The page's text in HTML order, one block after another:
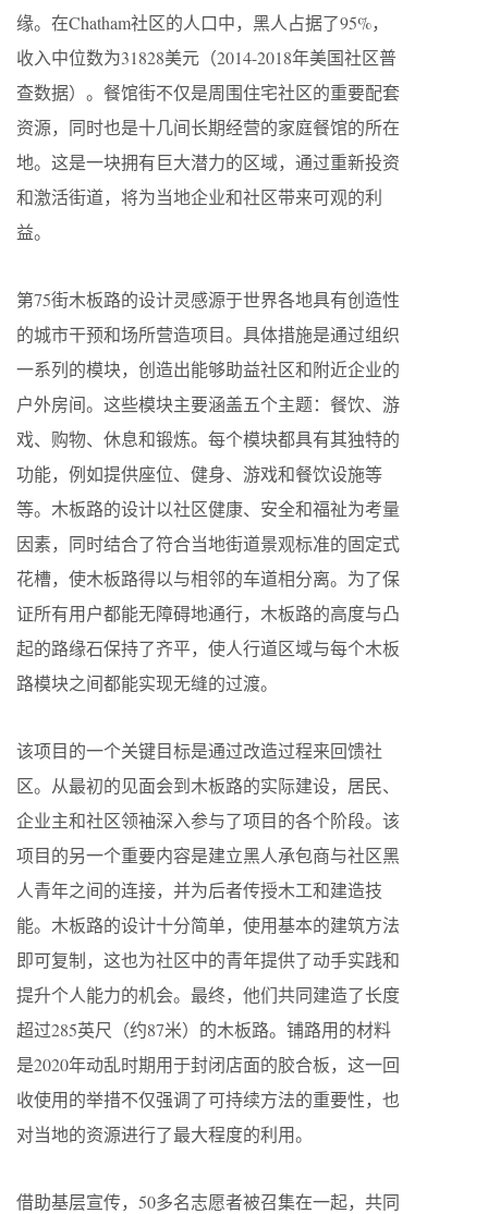
缘。在Chatham社区的人口中，黑人占据了95%，
收入中位数为31828美元（2014-2018年美国社区普
查数据）。餐馆街不仅是周围住宅社区的重要配套
资源，同时也是十几间长期经营的家庭餐馆的所在
地。这是一块拥有巨大潜力的区域，通过重新投资
和激活街道，将为当地企业和社区带来可观的利
益。
第75街木板路的设计灵感源于世界各地具有创造性
的城市干预和场所营造项目。具体措施是通过组织
一系列的模块，创造出能够助益社区和附近企业的
户外房间。这些模块主要涵盖五个主题：餐饮、游
戏、购物、休息和锻炼。每个模块都具有其独特的
功能，例如提供座位、健身、游戏和餐饮设施等
等。木板路的设计以社区健康、安全和福祉为考量
因素，同时结合了符合当地街道景观标准的固定式
花槽，使木板路得以与相邻的车道相分离。为了保
证所有用户都能无障碍地通行，木板路的高度与凸
起的路缘石保持了齐平，使人行道区域与每个木板
路模块之间都能实现无缝的过渡。
该项目的一个关键目标是通过改造过程来回馈社
区。从最初的见面会到木板路的实际建设，居民、
企业主和社区领袖深入参与了项目的各个阶段。该
项目的另一个重要内容是建立黑人承包商与社区黑
人青年之间的连接，并为后者传授木工和建造技
能。木板路的设计十分简单，使用基本的建筑方法
即可复制，这也为社区中的青年提供了动手实践和
提升个人能力的机会。最终，他们共同建造了长度
超过285英尺（约87米）的木板路。铺路用的材料
是2020年动乱时期用于封闭店面的胶合板，这一回
收使用的举措不仅强调了可持续方法的重要性，也
对当地的资源进行了最大程度的利用。
借助基层宣传，50多名志愿者被召集在一起，共同